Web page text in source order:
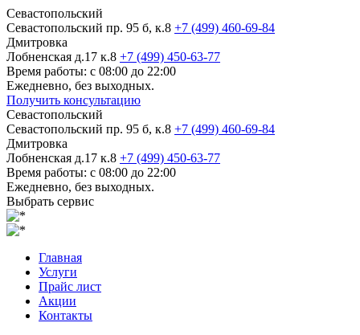
Севастопольский
Севастопольский пр. 95 б, к.8 +7 (499) 460-69-84
Дмитровка
Лобненская д.17 к.8 +7 (499) 450-63-77
Время работы: с 08:00 до 22:00
Ежедневно, без выходных.
Получить консультацию
Севастопольский
Севастопольский пр. 95 б, к.8 +7 (499) 460-69-84
Дмитровка
Лобненская д.17 к.8 +7 (499) 450-63-77
Время работы: с 08:00 до 22:00
Ежедневно, без выходных.
Выбрать сервис
Главная
Услуги
Прайс лист
Акции
Контакты